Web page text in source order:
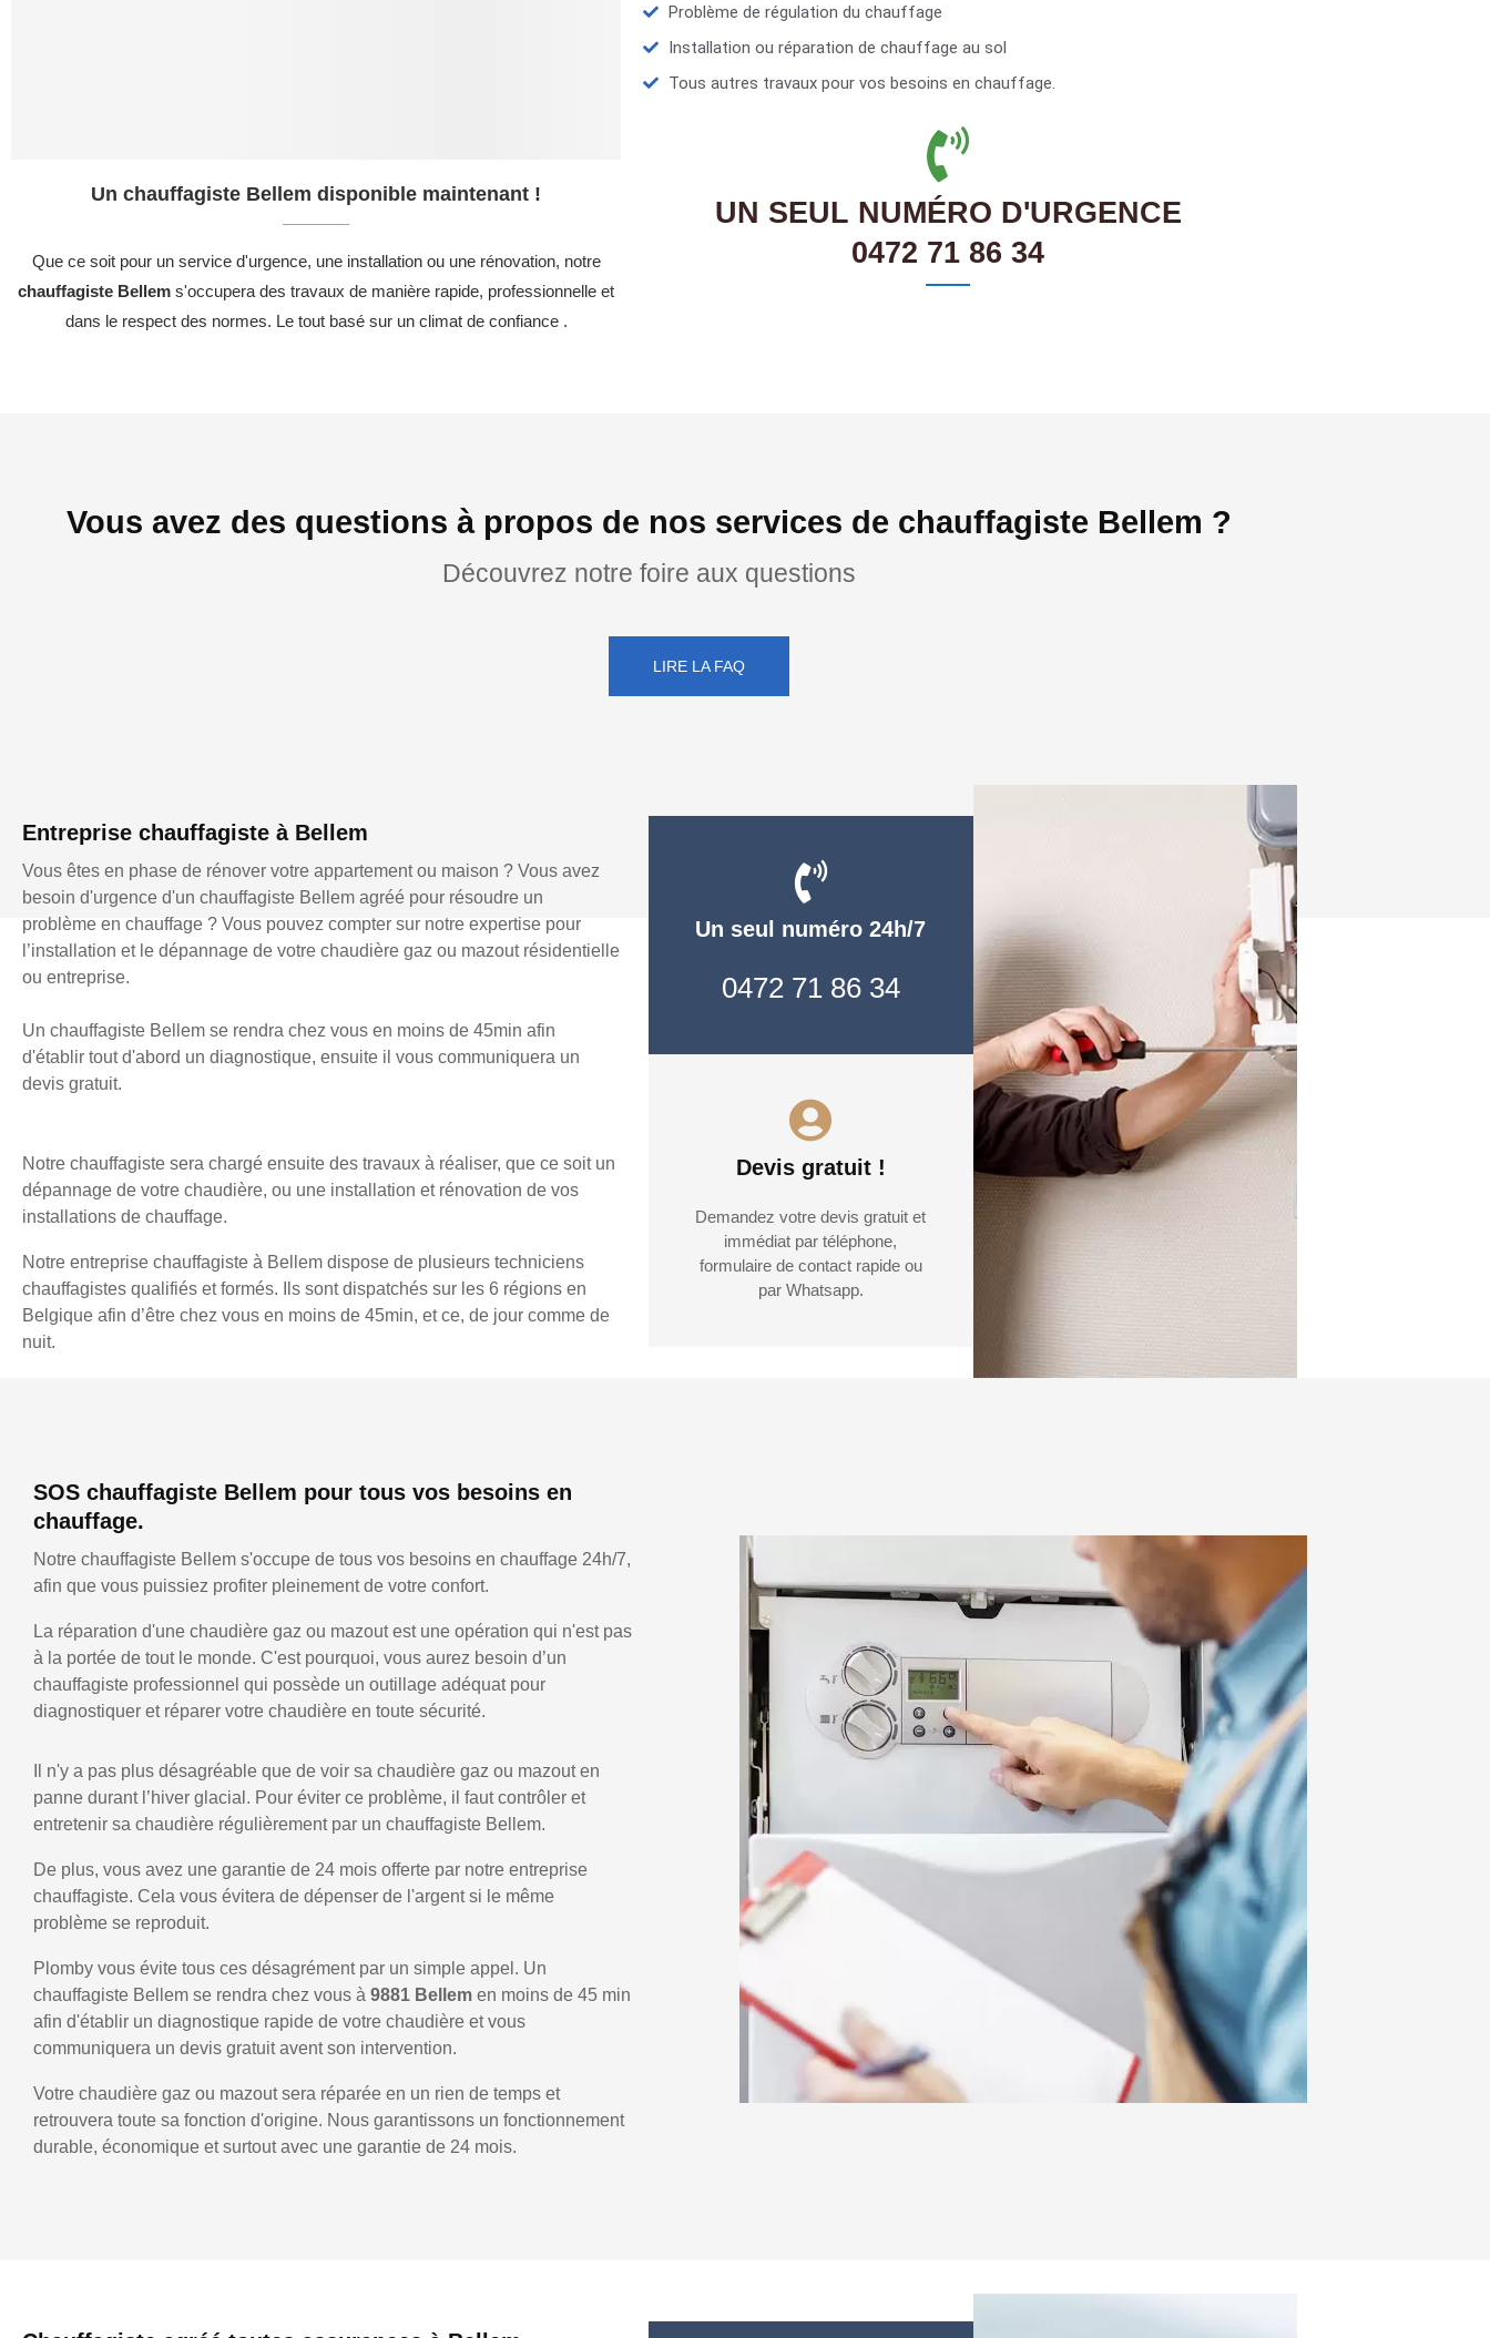
Un chauffagiste Bellem disponible maintenant !
Que ce soit pour un service d'urgence, une installation ou une rénovation, notre
chauffagiste Bellem s'occupera des travaux de manière rapide, professionnelle et
dans le respect des normes. Le tout basé sur un climat de confiance .
Problème de régulation du chauffage
Installation ou réparation de chauffage au sol
Tous autres travaux pour vos besoins en chauffage.
UN SEUL NUMÉRO D'URGENCE
0472 71 86 34
Vous avez des questions à propos de nos services de chauffagiste Bellem ?
Découvrez notre foire aux questions
LIRE LA FAQ
Entreprise chauffagiste à Bellem
Vous êtes en phase de rénover votre appartement ou maison ? Vous avez
besoin d'urgence d'un chauffagiste Bellem agréé pour résoudre un
problème en chauffage ? Vous pouvez compter sur notre expertise pour
l’installation et le dépannage de votre chaudière gaz ou mazout résidentielle
ou entreprise.
Un chauffagiste Bellem se rendra chez vous en moins de 45min afin
d'établir tout d'abord un diagnostique, ensuite il vous communiquera un
devis gratuit.
Notre chauffagiste sera chargé ensuite des travaux à réaliser, que ce soit un
dépannage de votre chaudière, ou une installation et rénovation de vos
installations de chauffage.
Notre entreprise chauffagiste à Bellem dispose de plusieurs techniciens
chauffagistes qualifiés et formés. Ils sont dispatchés sur les 6 régions en
Belgique afin d’être chez vous en moins de 45min, et ce, de jour comme de
nuit.
Un seul numéro 24h/7
0472 71 86 34
Devis gratuit !
Demandez votre devis gratuit et
immédiat par téléphone,
formulaire de contact rapide ou
par Whatsapp.
SOS chauffagiste Bellem pour tous vos besoins en
chauffage.
Notre chauffagiste Bellem s'occupe de tous vos besoins en chauffage 24h/7,
afin que vous puissiez profiter pleinement de votre confort.
La réparation d'une chaudière gaz ou mazout est une opération qui n'est pas
à la portée de tout le monde. C'est pourquoi, vous aurez besoin d’un
chauffagiste professionnel qui possède un outillage adéquat pour
diagnostiquer et réparer votre chaudière en toute sécurité.
Il n'y a pas plus désagréable que de voir sa chaudière gaz ou mazout en
panne durant l’hiver glacial. Pour éviter ce problème, il faut contrôler et
entretenir sa chaudière régulièrement par un chauffagiste Bellem.
De plus, vous avez une garantie de 24 mois offerte par notre entreprise
chauffagiste. Cela vous évitera de dépenser de l'argent si le même
problème se reproduit.
Plomby vous évite tous ces désagrément par un simple appel. Un
chauffagiste Bellem se rendra chez vous à 9881 Bellem en moins de 45 min
afin d'établir un diagnostique rapide de votre chaudière et vous
communiquera un devis gratuit avent son intervention.
Votre chaudière gaz ou mazout sera réparée en un rien de temps et
retrouvera toute sa fonction d'origine. Nous garantissons un fonctionnement
durable, économique et surtout avec une garantie de 24 mois.